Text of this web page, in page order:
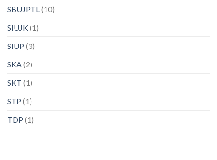
SBUJPTL(10)
SIUJK(1)
SIUP (3)
SKA(2)
SKT (1)
STP (1)
TDP (1)